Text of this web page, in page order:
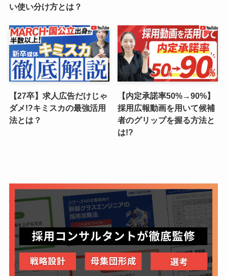
い使い分け方とは？
【27卒】求人広告だけじゃ
ダメ!?キミスカの最強活用
法とは？
【内定承諾率50%→90%】
採用広報動画を用いて候補
者のグリップを握る方法と
は!?